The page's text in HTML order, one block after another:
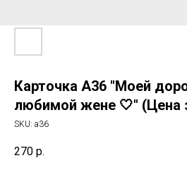
Карточка А36 "Моей
любимой жене 🤍" (Цена
SKU: а36
270 р.